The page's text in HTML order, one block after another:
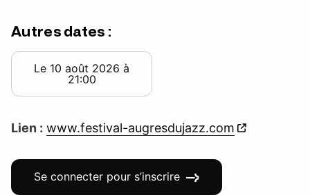
Autres dates :
Le 10 août 2026 à
21:00
Lien : www.festival-augresdujazz.com
Se connecter pour s’inscrire